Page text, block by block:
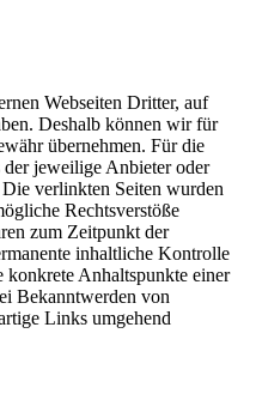
Webseiten Dritter, auf
Deshalb können wir für
übernehmen. Für die
jeweilige Anbieter oder
verlinkten Seiten wurden
Rechtsverstöße
zum Zeitpunkt der
inhaltliche Kontrolle
konkrete Anhaltspunkte einer
Bekanntwerden von
Links umgehend